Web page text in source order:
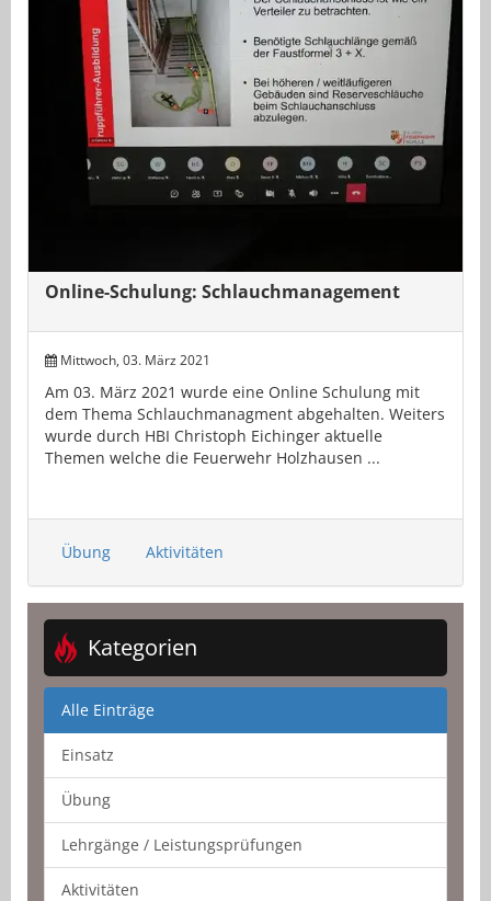
Online-Schulung: Schlauchmanagement
Mittwoch, 03. März 2021
Am 03. März 2021 wurde eine Online Schulung mit
dem Thema Schlauchmanagment abgehalten. Weiters
wurde durch HBI Christoph Eichinger aktuelle
Themen welche die Feuerwehr Holzhausen ...
Übung Aktivitäten
Kategorien
Alle Einträge
Einsatz
Übung
Lehrgänge / Leistungsprüfungen
Aktivitäten